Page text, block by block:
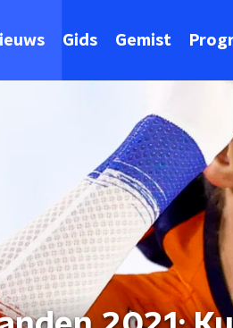
Gids Gemist